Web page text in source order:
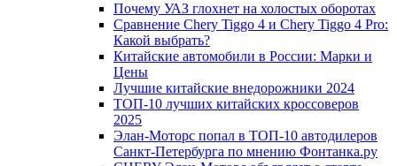
Почему УАЗ глохнет на холостых оборотах
Сравнение Chery Tiggo 4 и Chery Tiggo 4 Pro:
Какой выбрать?
Китайские автомобили в России: Марки и
Цены
Лучшие китайские внедорожники 2024
ТОП-10 лучших китайских кроссоверов
2025
Элан-Моторс попал в ТОП-10 автодилеров
Санкт-Петербурга по мнению Фонтанка.ру